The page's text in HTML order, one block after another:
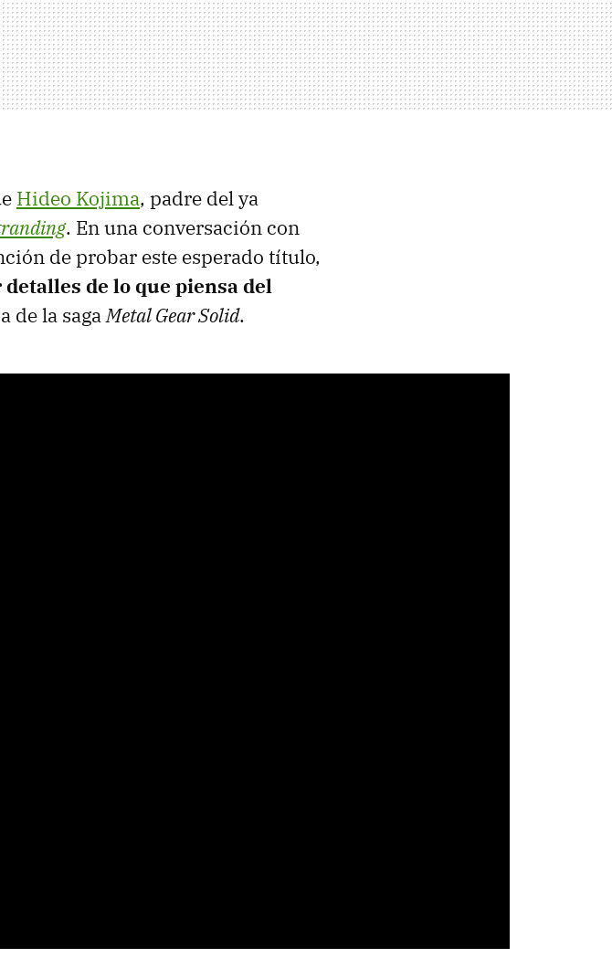
Hideo Kojima, padre del ya
. En una conversación con
de probar este esperado título,
de lo que piensa del
de la sagaMetal Gear Solid.